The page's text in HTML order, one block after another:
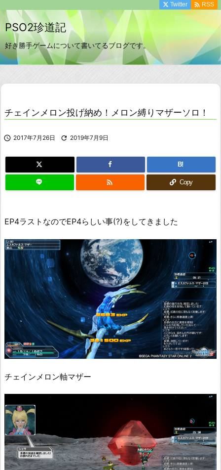
PSO2珍道記
好き勝手ゲームについて書いてるブログです。
Twitter  RSS
チェインメロン投げ納め！メロン縛りマザーソロ！
 2017年7月26日  2019年7月9日
B!
 Copy
EP4ラストなのでEP4らしい事(?)をしてきました
チェインメロン軸マザー